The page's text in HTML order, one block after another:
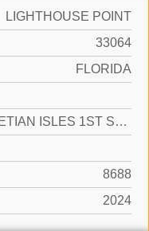
LIGHTHOUSE POINT
33064
FLORIDA
VENETIAN ISLES 1ST SEC 43
8688
2024